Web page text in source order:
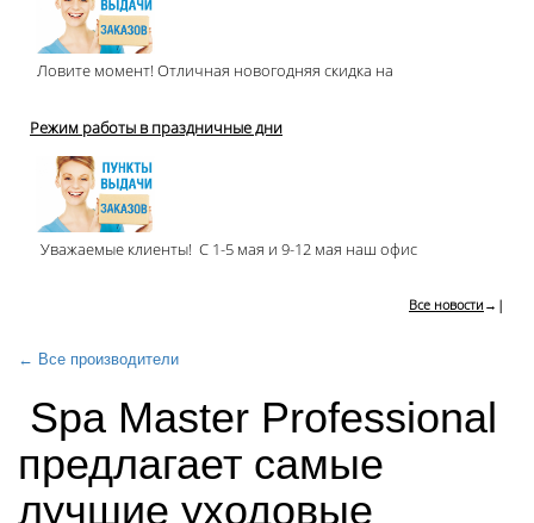
Ловите момент! Отличная новогодняя скидка на
Режим работы в праздничные дни
Уважаемые клиенты! С 1-5 мая и 9-12 мая наш офис
Все новости →|
← Все производители
Spa Master Professional
предлагает самые
лучшие уходовые